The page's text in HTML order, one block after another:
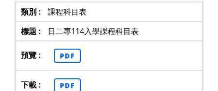
課程科目表
日二專114入學課程科目表
PDF
PDF